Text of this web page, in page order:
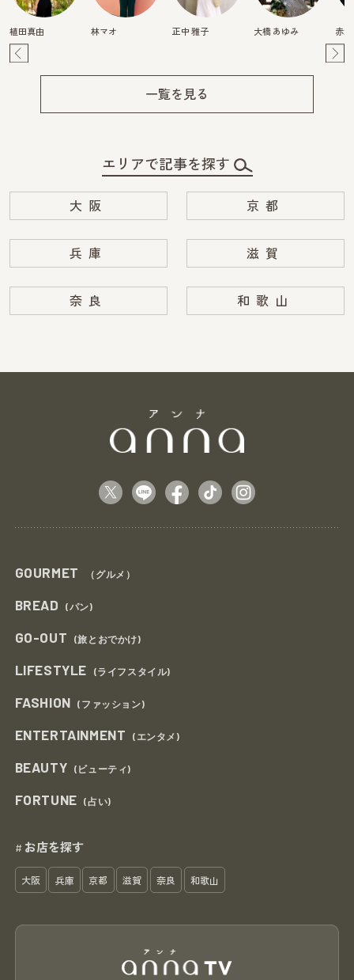
植田真由 林マオ 正中 雅子 大橋 あゆみ 赤
一覧を見る
エリアで記事を探す
大阪 京都
兵庫 滋賀
奈良 和歌山
GOURMET （グルメ）
BREAD (パン)
GO-OUT (旅とおでかけ)
LIFESTYLE (ライフスタイル)
FASHION (ファッション)
ENTERTAINMENT (エンタメ)
BEAUTY (ビューティ)
FORTUNE (占い)
# お店を探す
大阪 兵庫 京都 滋賀 奈良 和歌山